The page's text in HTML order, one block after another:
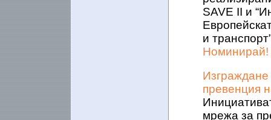
SAVE ІІ и
и
Номинирай!
превенция
мрежа за